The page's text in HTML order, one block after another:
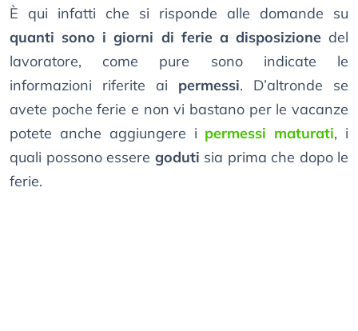
È qui infatti che si risponde alle domande su
quanti sono i giorni di ferie a disposizionedel
lavoratore, come pure sono indicate le
informazioni riferite ai permessi. D’altronde se
avete poche ferie e non vi bastano per le vacanze
potete anche aggiungere i permessi maturati, i
quali possono essere goduti sia prima che dopo le
ferie.